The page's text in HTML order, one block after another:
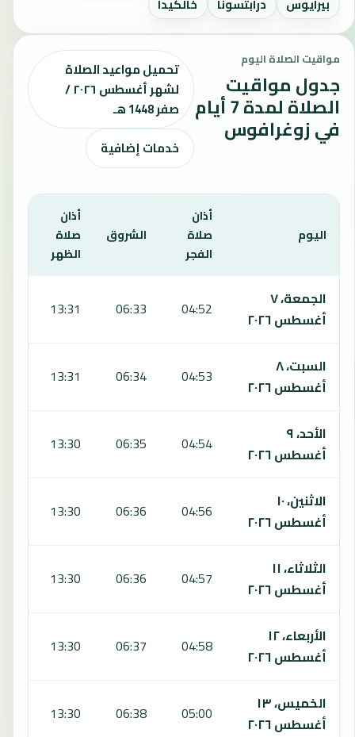
بيرايوس درابتسونا خالكيدا
مواقيت الصلاة اليوم
جدول مواقيت
الصلاة لمدة 7 أيام
في زوغرافوس
تحميل مواعيد الصلاة
لشهر أغسطس ٢٠٢٦ /
صفر 1448 هـ
خدمات إضافية
اليوم
أذان
صلاة
الفجر
الشروق
أذان
صلاة
الظهر
الجمعة، ٧
أغسطس ٢٠٢٦
04:52
06:33
13:31
السبت، ٨
أغسطس ٢٠٢٦
04:53
06:34
13:31
الأحد، ٩
أغسطس ٢٠٢٦
04:54
06:35
13:30
الاثنين، ١٠
أغسطس ٢٠٢٦
04:56
06:36
13:30
الثلاثاء، ١١
أغسطس ٢٠٢٦
04:57
06:36
13:30
الأربعاء، ١٢
أغسطس ٢٠٢٦
04:58
06:37
13:30
الخميس، ١٣
أغسطس ٢٠٢٦
05:00
06:38
13:30